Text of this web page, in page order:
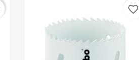
favorite_border